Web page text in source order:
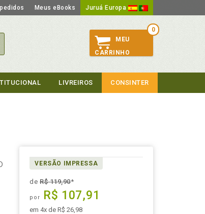
Meus eBooks Juruá Europa
0
MEU
CARRINHO
LIVREIROS CONSINTER
VERSÃO IMPRESSA
deR$ 119,90*
por R$ 107,91
em 4x de R$ 26,98